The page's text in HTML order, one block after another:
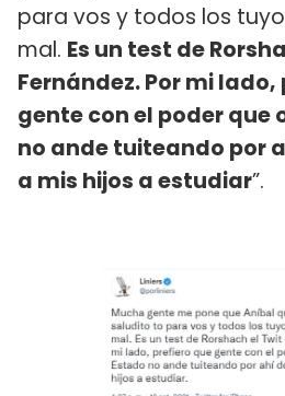
para vos y todos los
mal. Es un test de
Fernández. Por mi
gente con el poder que
no ande tuiteando por
a mis hijos a estudiar”.